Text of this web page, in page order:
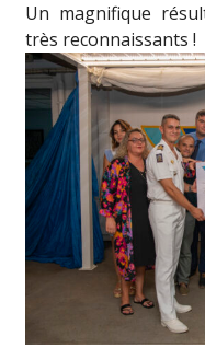
Un magnifique
très reconnaissants !